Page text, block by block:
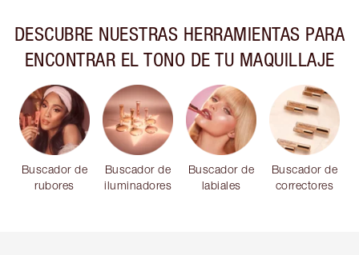
DESCUBRE NUESTRAS HERRAMIENTAS PARA
ENCONTRAR EL TONO DE TU MAQUILLAJE
Buscador de
rubores
Buscador de
iluminadores
Buscador de
labiales
Buscador de
correctores